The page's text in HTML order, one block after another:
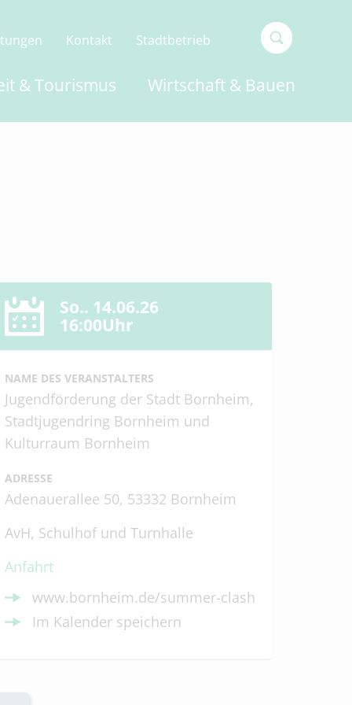
& Tourismus Wirtschaft & Bauen
Kontakt
Stadtbetrieb
more
for
So.. 14.06.26
16:00Uhr
NAME DES VERANSTALTERS
Jugendförderung der Stadt Bornheim,
Stadtjugendring Bornheim und
Kulturraum Bornheim
ADRESSE
Adenauerallee 50, 53332 Bornheim
AvH, Schulhof und Turnhalle
Anfahrt
www.bornheim.de/summer-clash
Im Kalender speichern